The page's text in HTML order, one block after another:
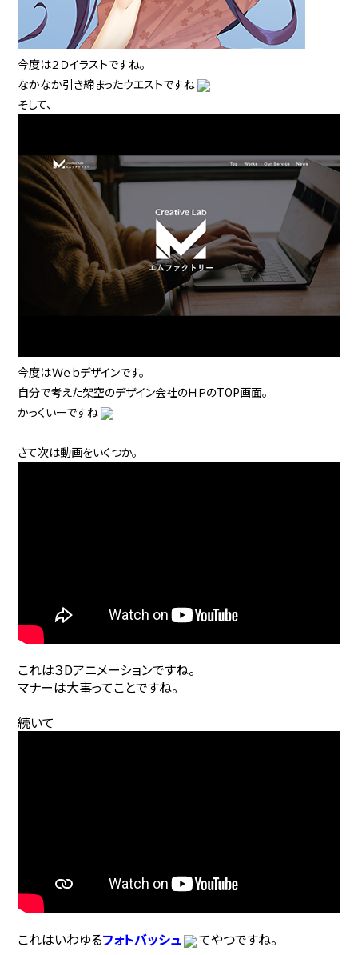
今度は２Ｄイラストですね。
なかなか引き締まったウエストですね
そして、
今度はＷｅｂデザインです。
自分で考えた架空のデザイン会社のＨＰのTOP画面。
かっくいーですね
さて次は動画をいくつか。
これは３Dアニメーションですね。
マナーは大事ってことですね。
続いて
これはいわゆるフォトバッシュ てやつですね。